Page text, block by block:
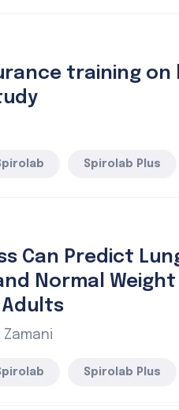
training on
Spirolab Plus
Can Predict
Normal
Adults
Zamani
Spirolab Plus